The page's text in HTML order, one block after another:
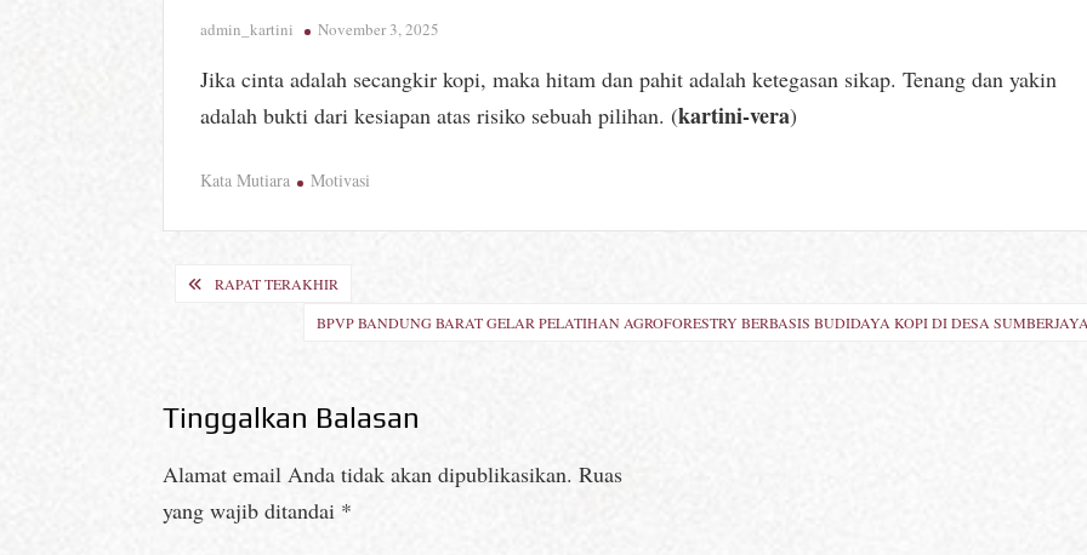
admin_kartini November 3, 2025
Jika cinta adalah secangkir kopi, maka hitam dan pahit adalah ketegasan sikap. Tenang dan yakin
adalah bukti dari kesiapan atas risiko sebuah pilihan. (kartini-vera)
Kata Mutiara Motivasi
Navigasi
RAPAT TERAKHIR
BPVP BANDUNG BARAT GELAR PELATIHAN AGROFORESTRY BERBASIS BUDIDAYA KOPI DI DESA
Tinggalkan Balasan
Alamat email Anda tidak akan dipublikasikan. Ruas
yang wajib ditandai *